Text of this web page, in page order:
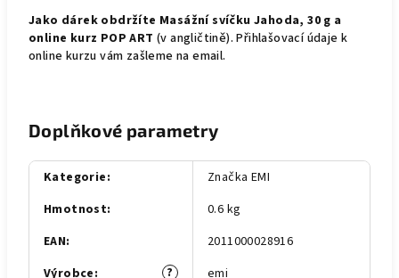
Jako dárek obdržíte Masážní svíčku Jahoda, 30 g a
online kurz POP ART (v angličtině). Přihlašovací údaje k
online kurzu vám zašleme na email.
Doplňkové parametry
Kategorie:
Značka EMI
Hmotnost:
0.6 kg
EAN:
2011000028916
?
Výrobce: emi